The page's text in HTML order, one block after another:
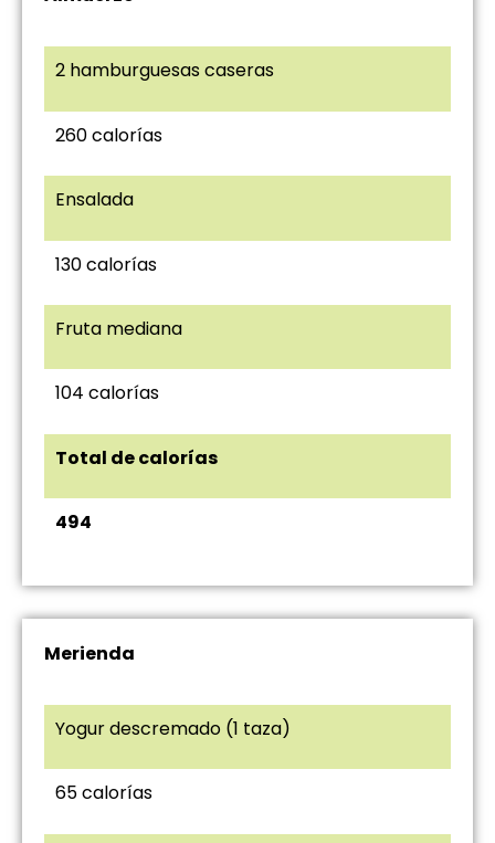
2 hamburguesas caseras
260 calorías
Ensalada
130 calorías
Fruta mediana
104 calorías
Total de calorías
494
Merienda
Yogur descremado (1 taza)
65 calorías